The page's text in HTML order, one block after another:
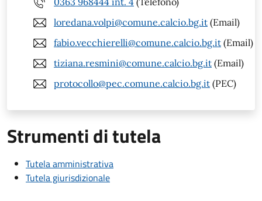
loredana.volpi@comune.calcio.bg.it (Email)
fabio.vecchierelli@comune.calcio.bg.it (Email)
tiziana.resmini@comune.calcio.bg.it (Email)
protocollo@pec.comune.calcio.bg.it (PEC)
Strumenti di tutela
Tutela amministrativa
Tutela giurisdizionale